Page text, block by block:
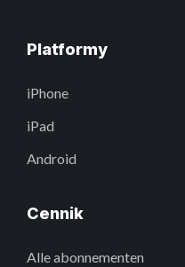
Platformy
iPhone
iPad
Android
Cennik
Alle abonnementen